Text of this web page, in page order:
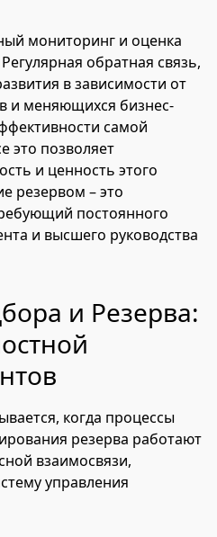
мониторинг и оценка
обратная связь,
в зависимости от
и меняющихся бизнес-
самой
это позволяет
и ценность этого
резервом – это
постоянного
и высшего руководства
и Резерва:
когда процессы
резерва работают
взаимосвязи,
управления